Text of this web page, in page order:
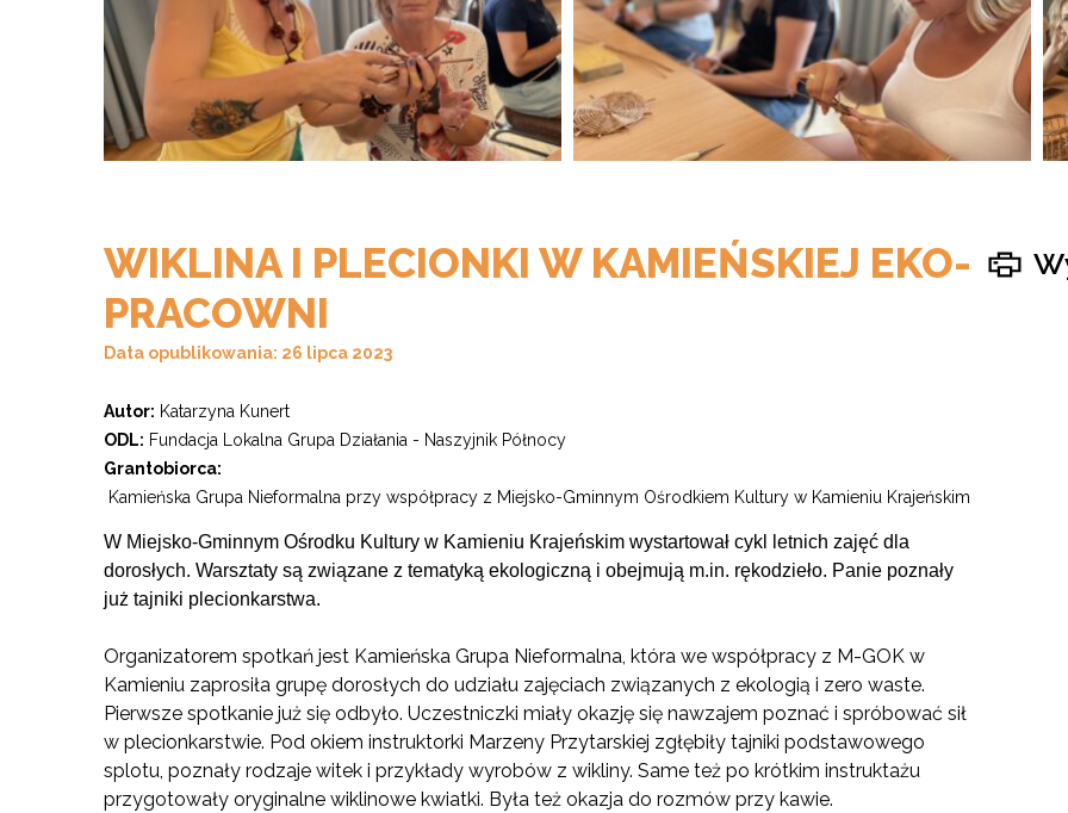
WIKLINA I PLECIONKI W KAMIEŃSKIEJ EKO-
PRACOWNI
Data opublikowania: 26 lipca 2023
Autor: Katarzyna Kunert
ODL: Fundacja Lokalna Grupa Działania - Naszyjnik Północy
Grantobiorca:
Kamieńska Grupa Nieformalna przy współpracy z Miejsko-Gminnym Ośrodkiem Kultury w Kamieniu Krajeńskim
W Miejsko-Gminnym Ośrodku Kultury w Kamieniu Krajeńskim wystartował cykl letnich zajęć dla
dorosłych. Warsztaty są związane z tematyką ekologiczną i obejmują m.in. rękodzieło. Panie poznały
już tajniki plecionkarstwa.
Organizatorem spotkań jest Kamieńska Grupa Nieformalna, która we współpracy z M-GOK w
Kamieniu zaprosiła grupę dorosłych do udziału zajęciach związanych z ekologią i zero waste.
Pierwsze spotkanie już się odbyło. Uczestniczki miały okazję się nawzajem poznać i spróbować sił
w plecionkarstwie. Pod okiem instruktorki Marzeny Przytarskiej zgłębiły tajniki podstawowego
splotu, poznały rodzaje witek i przykłady wyrobów z wikliny. Same też po krótkim instruktażu
przygotowały oryginalne wiklinowe kwiatki. Była też okazja do rozmów przy kawie.